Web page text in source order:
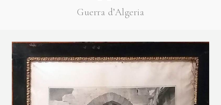
Guerra d’Algeria